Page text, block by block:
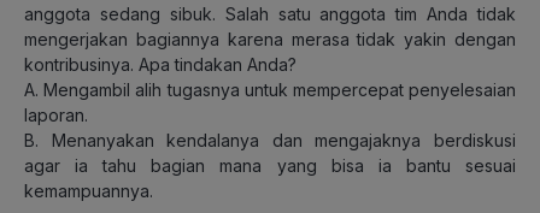
anggota sedang sibuk. Salah satu anggota tim Anda tidak
mengerjakan bagiannya karena merasa tidak yakin dengan
kontribusinya. Apa tindakan Anda?
A. Mengambil alih tugasnya untuk mempercepat penyelesaian
laporan.
B. Menanyakan kendalanya dan mengajaknya berdiskusi
agar ia tahu bagian mana yang bisa ia bantu sesuai
kemampuannya.